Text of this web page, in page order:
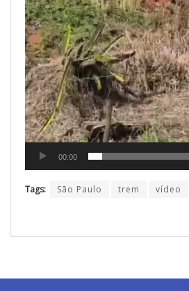
00:00
Tags: São Paulo trem vídeo